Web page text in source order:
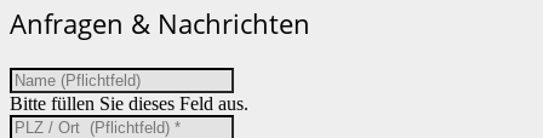
Anfragen & Nachrichten
Bitte füllen Sie dieses Feld aus.